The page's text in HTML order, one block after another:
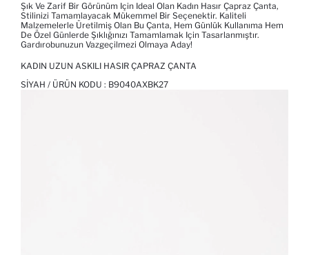
Şık Ve Zarif Bir Görünüm Için Ideal Olan Kadın Hasır Çapraz Çanta,
Stilinizi Tamamlayacak Mükemmel Bir Seçenektir. Kaliteli
Malzemelerle Üretilmiş Olan Bu Çanta, Hem Günlük Kullanıma Hem
De Özel Günlerde Şıklığınızı Tamamlamak Için Tasarlanmıştır.
Gardırobunuzun Vazgeçilmezi Olmaya Aday!
KADIN UZUN ASKILI HASIR ÇAPRAZ ÇANTA
SIYAH / ÜRÜN KODU : B9040AXBK27